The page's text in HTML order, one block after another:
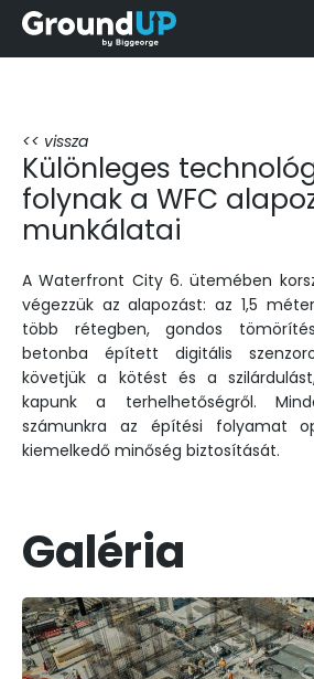
<< vissza
Különleges
folynak a WFC
munkálatai
A Waterfront City 6. ütemében
végezzük az alapozást: az 1,5
több rétegben, gondos
betonba épített digitális
követjük a kötést és a
kapunk a terhelhetőségről.
számunkra az építési folyamat
kiemelkedő minőség biztosítását.